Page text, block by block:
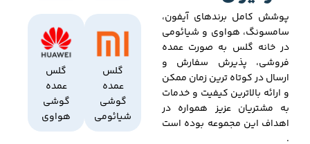
پوشش کامل برندهای آیفون،
سامسونگ، هواوی و شیائومی
در خانه گلس به صورت عمده
فروشی، پذیرش سفارش و
ارسال در کوتاه ترین زمان ممکن
و ارائه بالاترین کیفیت و خدمات
به مشتریان عزیز همواره در
اهداف این مجموعه بوده است
.
گلس
عمده
گوشی
شیائومی
گلس
عمده
گوشی
هواوی